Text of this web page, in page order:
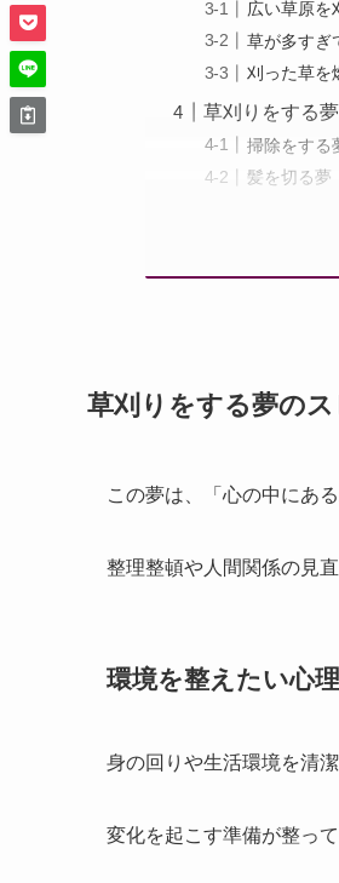
広い草原を
草が多すぎ
刈った草を
草刈りをする
掃除をする
髪を切る夢
草刈りをする夢の
この夢は、「心の中にあ
整理整頓や人間関係の見
環境を整えたい心理
身の回りや生活環境を清
変化を起こす準備が整っ